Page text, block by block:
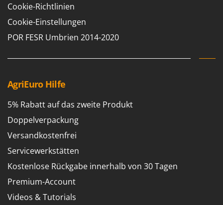
Cookie-Richtlinien
Cookie-Einstellungen
POR FESR Umbrien 2014-2020
AgriEuro Hilfe
5% Rabatt auf das zweite Produkt
Doppelverpackung
Versandkostenfrei
Servicewerkstätten
Kostenlose Rückgabe innerhalb von 30 Tagen
Premium-Account
Videos & Tutorials